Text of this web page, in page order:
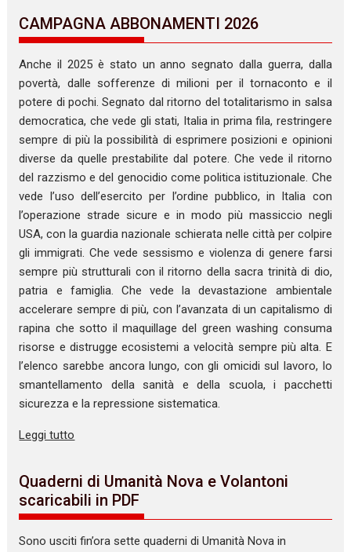
CAMPAGNA ABBONAMENTI 2026
Anche il 2025 è stato un anno segnato dalla guerra, dalla
povertà, dalle sofferenze di milioni per il tornaconto e il
potere di pochi. Segnato dal ritorno del totalitarismo in salsa
democratica, che vede gli stati, Italia in prima fila, restringere
sempre di più la possibilità di esprimere posizioni e opinioni
diverse da quelle prestabilite dal potere. Che vede il ritorno
del razzismo e del genocidio come politica istituzionale. Che
vede l’uso dell’esercito per l’ordine pubblico, in Italia con
l’operazione strade sicure e in modo più massiccio negli
USA, con la guardia nazionale schierata nelle città per colpire
gli immigrati. Che vede sessismo e violenza di genere farsi
sempre più strutturali con il ritorno della sacra trinità di dio,
patria e famiglia. Che vede la devastazione ambientale
accelerare sempre di più, con l’avanzata di un capitalismo di
rapina che sotto il maquillage del green washing consuma
risorse e distrugge ecosistemi a velocità sempre più alta. E
l’elenco sarebbe ancora lungo, con gli omicidi sul lavoro, lo
smantellamento della sanità e della scuola, i pacchetti
sicurezza e la repressione sistematica.
Leggi tutto
Quaderni di Umanità Nova e Volantoni
scaricabili in PDF
Sono usciti fin’ora sette quaderni di Umanità Nova in